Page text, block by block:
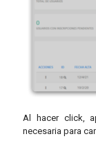
Al hacer click,
necesaria para